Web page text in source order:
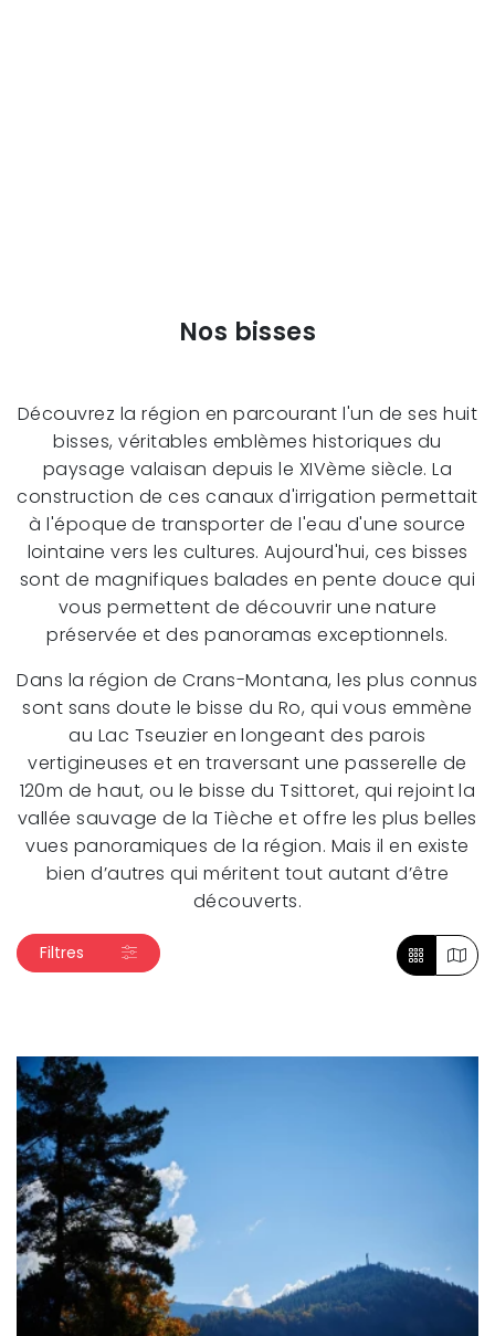
Nos bisses
Découvrez la région en parcourant l'un de ses huit
bisses, véritables emblèmes historiques du
paysage valaisan depuis le XIVème siècle. La
construction de ces canaux d'irrigation permettait
à l'époque de transporter de l'eau d'une source
lointaine vers les cultures. Aujourd'hui, ces bisses
sont de magnifiques balades en pente douce qui
vous permettent de découvrir une nature
préservée et des panoramas exceptionnels.
Dans la région de Crans-Montana, les plus connus
sont sans doute le bisse du Ro, qui vous emmène
au Lac Tseuzier en longeant des parois
vertigineuses et en traversant une passerelle de
120m de haut, ou le bisse du Tsittoret, qui rejoint la
vallée sauvage de la Tièche et offre les plus belles
vues panoramiques de la région. Mais il en existe
bien d’autres qui méritent tout autant d’être
découverts.
Filtres